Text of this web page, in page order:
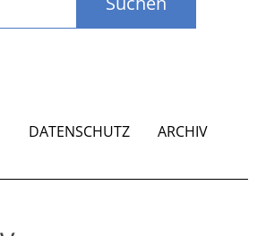
DATENSCHUTZ ARCHIV